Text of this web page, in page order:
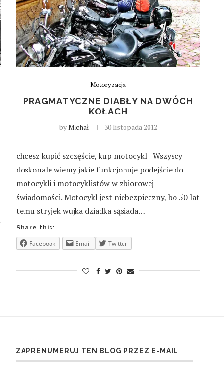
Motoryzacja
PRAGMATYCZNE DIABŁY NA DWÓCH
KOŁACH
byMichał 30 listopada 2012
chcesz kupić szczęście, kup motocykl Wszyscy
doskonale wiemy jakie funkcjonuje podejście do
motocykli i motocyklistów w zbiorowej
świadomości. Motocykl jest niebezpieczny, bo 50 lat
temu stryjek wujka dziadka sąsiada…
Share this:
Facebook Email Twitter
ZAPRENUMERUJ TEN BLOG PRZEZ E-MAIL